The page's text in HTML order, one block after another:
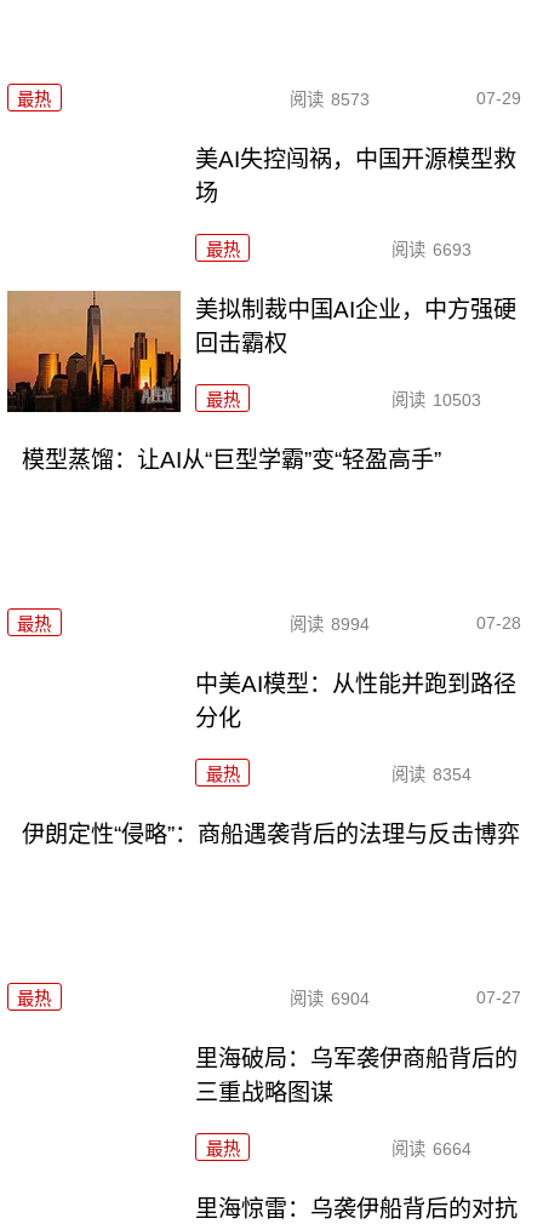
最热 阅读 8573 07-29
美AI失控闯祸，中国开源模型救
场
最热 阅读 6693
美拟制裁中国AI企业，中方强硬
回击霸权
最热 阅读 10503
模型蒸馏：让AI从“巨型学霸”变“轻盈高手”
最热 阅读 8994 07-28
中美AI模型：从性能并跑到路径
分化
最热 阅读 8354
伊朗定性“侵略”：商船遇袭背后的法理与反击博弈
最热 阅读 6904 07-27
里海破局：乌军袭伊商船背后的
三重战略图谋
最热 阅读 6664
里海惊雷：乌袭伊船背后的对抗